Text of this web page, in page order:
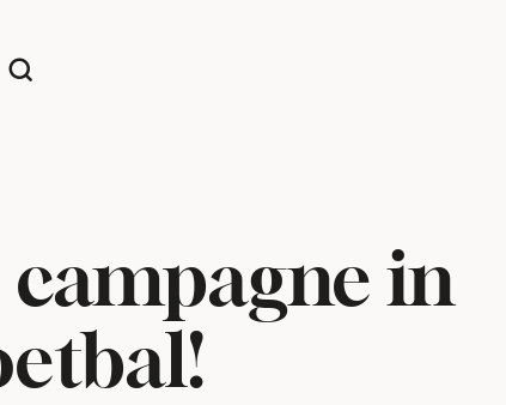
in